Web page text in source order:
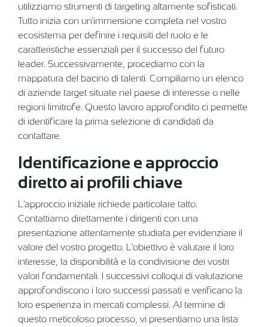
utilizziamo strumenti di targeting altamente sofisticati.
Tutto inizia con un'immersione completa nel vostro
ecosistema per definire i requisiti del ruolo e le
caratteristiche essenziali per il successo del futuro
leader. Successivamente, procediamo con la
mappatura del bacino di talenti. Compiliamo un elenco
di aziende target situate nel paese di interesse o nelle
regioni limitrofe. Questo lavoro approfondito ci permette
di identificare la prima selezione di candidati da
contattare.
Identificazione e approccio
diretto ai profili chiave
L'approccio iniziale richiede particolare tatto.
Contattiamo direttamente i dirigenti con una
presentazione attentamente studiata per evidenziare il
valore del vostro progetto. L'obiettivo è valutare il loro
interesse, la disponibilità e la condivisione dei vostri
valori fondamentali. I successivi colloqui di valutazione
approfondiscono i loro successi passati e verificano la
loro esperienza in mercati complessi. Al termine di
questo meticoloso processo, vi presentiamo una lista